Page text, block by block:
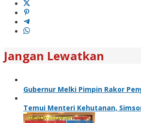
Jangan Lewatkan
Gubernur Melki Pimpin Rakor
Temui Menteri Kehutanan,